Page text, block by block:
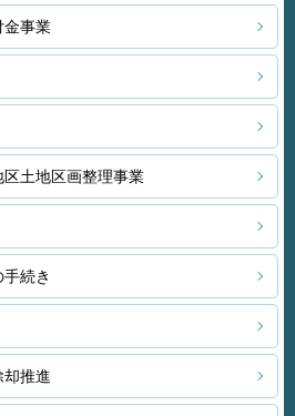
金事業
土地区画整理事業
続き
推進